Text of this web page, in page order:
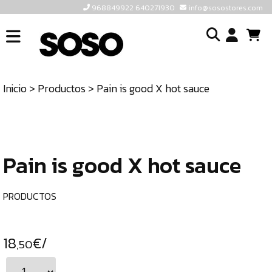
968849922 640271930 info@sosostores.com
INICIO
TIENDA
640271930
Inicio> Productos> Pain is good X hot sauce
Pain is good X hot sauce
PRODUCTOS
18,50€/